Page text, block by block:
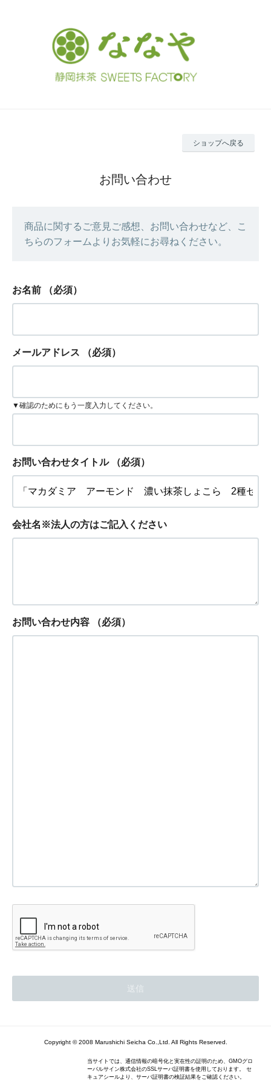
ショップへ戻る
お問い合わせ
商品に関するご意見ご感想、お問い合わせなど、こ
ちらのフォームよりお気軽にお尋ねください。
お名前 （必須）
メールアドレス （必須）
▼確認のためにもう一度入力してください。
お問い合わせタイトル （必須）
会社名※法人の方はご記入ください
お問い合わせ内容 （必須）
Copyright © 2008 Marushichi Seicha Co.,Ltd. All Rights Reserved.
当サイトでは、通信情報の暗号化と実在性の証明のため、GMOグロ
ーバルサイン株式会社のSSLサーバ証明書を使用しております。 セ
キュアシールより、サーバ証明書の検証結果をご確認ください。